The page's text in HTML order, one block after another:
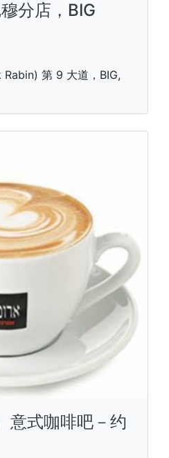
分店，BIG
第 9 大道，BIG,
意式咖啡吧－约